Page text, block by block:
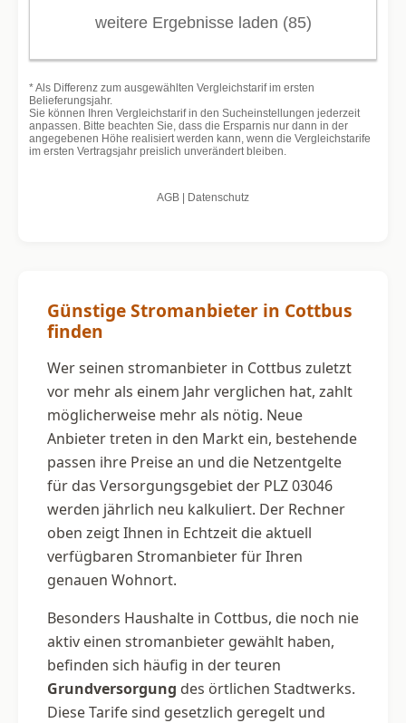
Günstige Stromanbieter in Cottbus
finden
Wer seinen stromanbieter in Cottbus zuletzt
vor mehr als einem Jahr verglichen hat, zahlt
möglicherweise mehr als nötig. Neue
Anbieter treten in den Markt ein, bestehende
passen ihre Preise an und die Netzentgelte
für das Versorgungsgebiet der PLZ 03046
werden jährlich neu kalkuliert. Der Rechner
oben zeigt Ihnen in Echtzeit die aktuell
verfügbaren Stromanbieter für Ihren
genauen Wohnort.
Besonders Haushalte in Cottbus, die noch nie
aktiv einen stromanbieter gewählt haben,
befinden sich häufig in der teuren
Grundversorgung des örtlichen Stadtwerks.
Diese Tarife sind gesetzlich geregelt und